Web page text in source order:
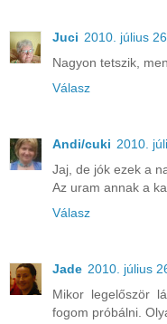
Juci 2010. július
Nagyon tetszik,
Válasz
Andi/cuki 2010.
Jaj, de jók ezek a
Az uram annak a
Válasz
Jade 2010. július
Mikor legelőször
fogom próbálni.